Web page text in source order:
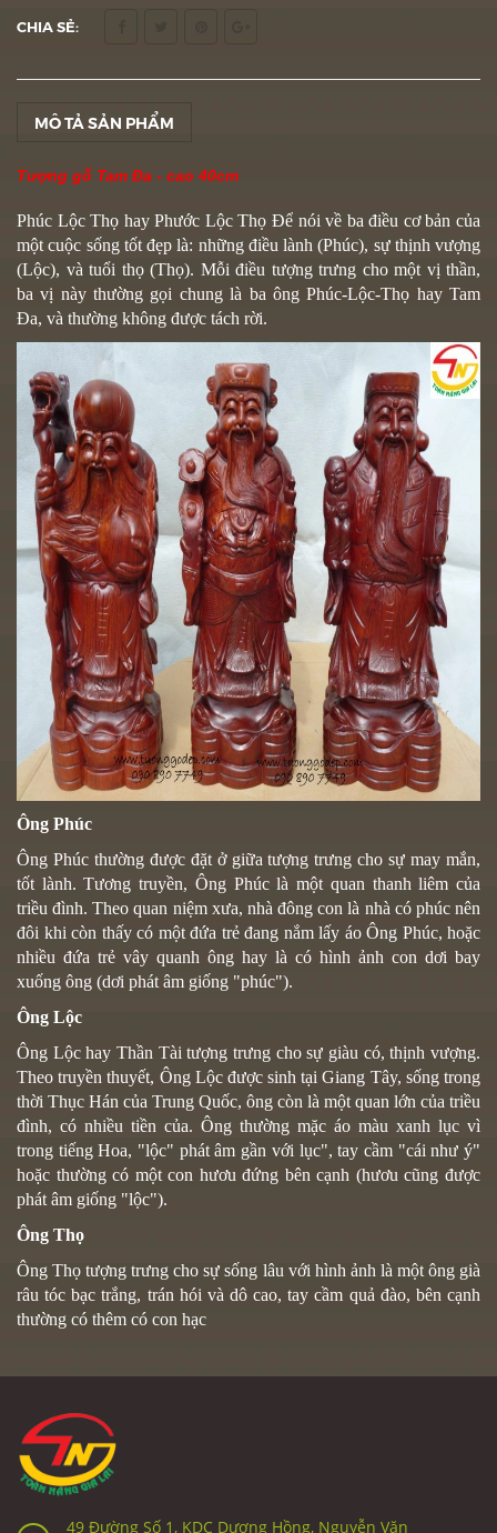
CHIA SẺ:
MÔ TẢ SẢN PHẨM
Tượng gỗ Tam Đa - cao 40cm
Phúc Lộc Thọ hay Phước Lộc Thọ Để nói về ba điều cơ bản của
một cuộc sống tốt đẹp là: những điều lành (Phúc), sự thịnh vượng
(Lộc), và tuổi thọ (Thọ). Mỗi điều tượng trưng cho một vị thần,
ba vị này thường gọi chung là ba ông Phúc-Lộc-Thọ hay Tam
Đa, và thường không được tách rời.
Ông Phúc
Ông Phúc thường được đặt ở giữa tượng trưng cho sự may mắn,
tốt lành. Tương truyền, Ông Phúclà một quan thanh liêm của
triều đình. Theo quan niệm xưa, nhà đông con là nhà có phúc nên
đôi khi còn thấy có một đứa trẻ đang nắm lấy áo Ông Phúc, hoặc
nhiều đứa trẻ vây quanh ông hay là có hình ảnh con dơi bay
xuống ông (dơi phát âm giống "phúc").
Ông Lộc
Ông Lộchay Thần Tài tượng trưng cho sự giàu có, thịnh vượng.
Theo truyền thuyết, Ông Lộc được sinh tại Giang Tây, sống trong
thời Thục Hán của Trung Quốc, ông còn là một quan lớn của triều
đình, có nhiều tiền của. Ông thường mặc áo màu xanh lục vì
trong tiếng Hoa, "lộc" phát âm gần với lục", tay cầm "cái như ý"
hoặc thường có một con hươu đứng bên cạnh (hươu cũng được
phát âm giống "lộc").
Ông Thọ
Ông Thọ tượng trưng cho sự sống lâu với hình ảnh là một ông già
râu tóc bạc trắng, trán hói và dô cao, tay cầm quả đào, bên cạnh
thường có thêm có con hạc
49 Đường Số 1, KDC Dương Hồng, Nguyễn Văn